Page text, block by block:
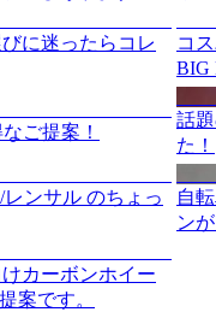
に迷ったらコレ
コ
BIG
ご提案！
話
た！
ンサル のちょっ
自
ン
カーボンホイー
案です。